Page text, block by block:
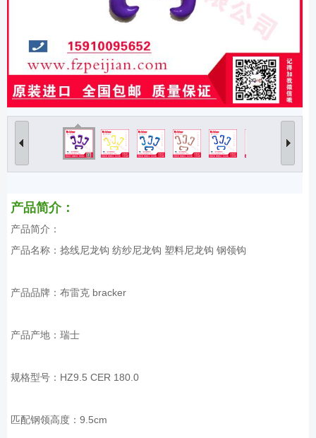
产品简介：
产品简介：
产品名称：捻线尼龙钩 纺纱尼龙钩 塑料尼龙钩 钢领钩
产品品牌：布雷克 bracker
产品产地：瑞士
规格型号：HZ9.5 CER 180.0
匹配钢领高度：9.5cm